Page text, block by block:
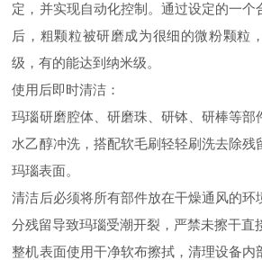
定，并实现自动化控制。通过设定的一个
后，粗颗粒被研磨成为很细的微粉颗粒
级，有的能达到纳米级。
使用后即时清洁：
玛瑙研磨腔体、研磨珠、研钵、研棒等部
水乙醇‌冲洗，搭配软毛刷轻轻刷洗去除残
玛瑙表面。
清洁后必须将所有部件放在干燥通风的环
分残留导致玛瑙受潮开裂，严禁未擦干直
整机表面使用干净软布擦拭，清理设备内